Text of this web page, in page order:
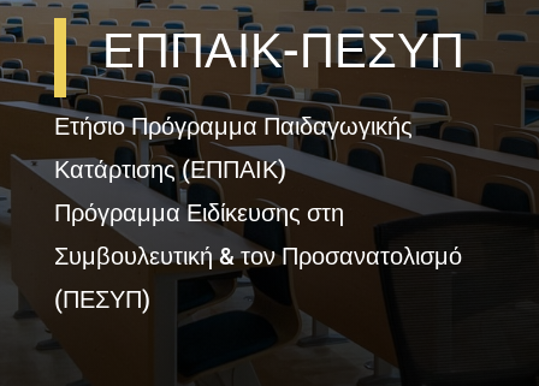
ΕΠΠΑΙΚ-ΠΕΣΥΠ
Ετήσιο Πρόγραμμα Παιδαγωγικής
Κατάρτισης (ΕΠΠΑΙΚ)
Πρόγραμμα Ειδίκευσης στη
Συμβουλευτική & τον Προσανατολισμό
(ΠΕΣΥΠ)